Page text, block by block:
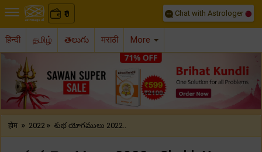
₹
0 Chat with Astrologer
हिन्दी தமிழ் తెలుగు मराठी More
Previous
होम » 2022 » శుభ యోగములు 2022..